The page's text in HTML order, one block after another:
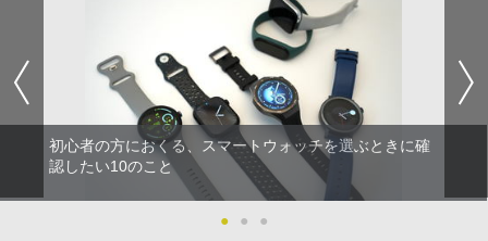
初心者の方におくる、スマートウォッチを選ぶときに確
認したい10のこと
● ● ●